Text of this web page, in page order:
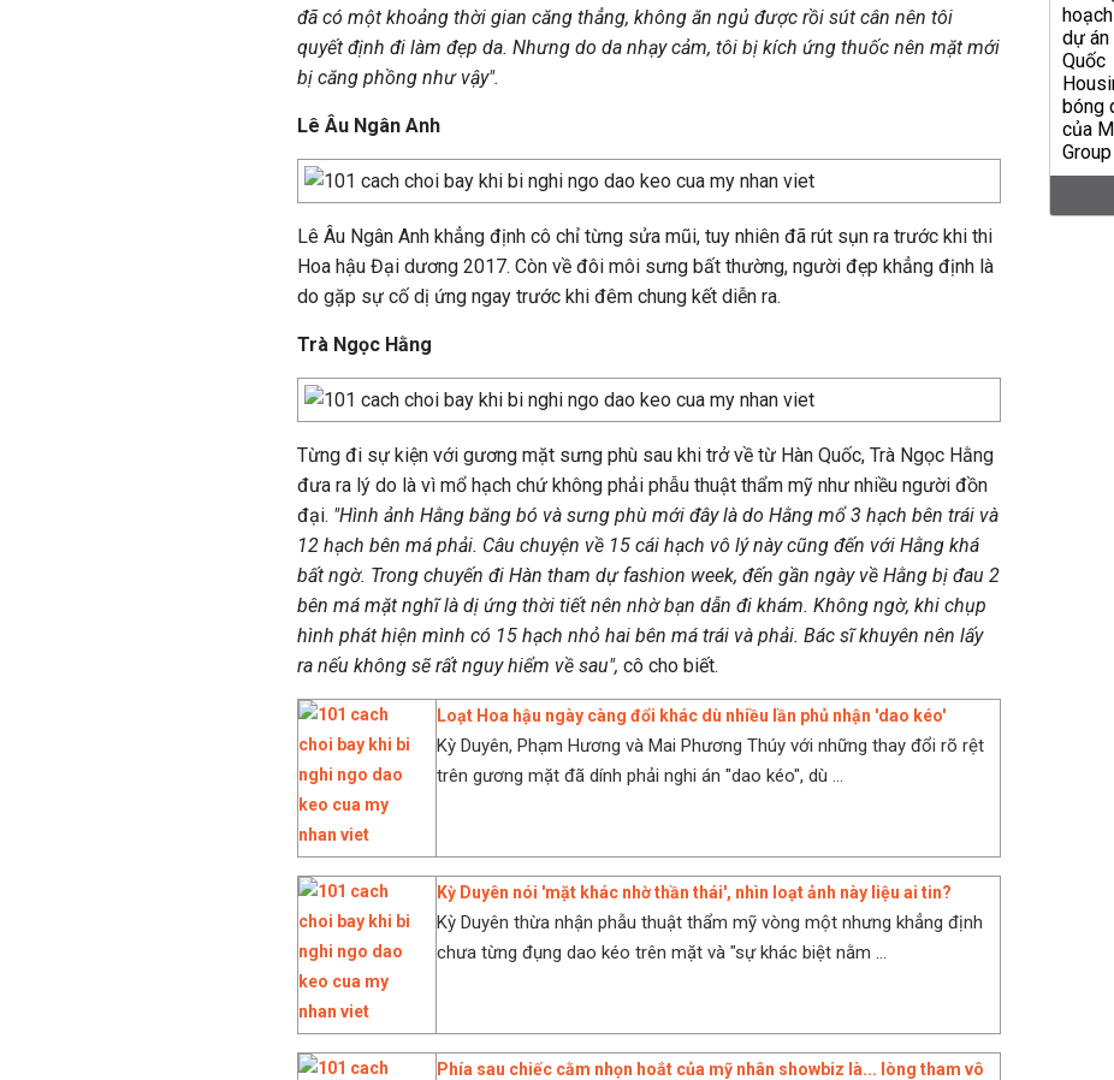
đã có một khoảng thời gian căng thẳng, không ăn ngủ được rồi sút cân nên tôi
quyết định đi làm đẹp da. Nhưng do da nhạy cảm, tôi bị kích ứng thuốc nên mặt mới
bị căng phồng như vậy".
Lê Âu Ngân Anh
Lê Âu Ngân Anh khẳng định cô chỉ từng sửa mũi, tuy nhiên đã rút sụn ra trước khi thi
Hoa hậu Đại dương 2017. Còn về đôi môi sưng bất thường, người đẹp khẳng định là
do gặp sự cố dị ứng ngay trước khi đêm chung kết diễn ra.
Trà Ngọc Hằng
Từng đi sự kiện với gương mặt sưng phù sau khi trở về từ Hàn Quốc, Trà Ngọc Hằng
đưa ra lý do là vì mổ hạch chứ không phải phẫu thuật thẩm mỹ như nhiều người đồn
đại. "Hình ảnh Hằng băng bó và sưng phù mới đây là do Hằng mổ 3 hạch bên trái và
12 hạch bên má phải. Câu chuyện về 15 cái hạch vô lý này cũng đến với Hằng khá
bất ngờ. Trong chuyến đi Hàn tham dự fashion week, đến gần ngày về Hằng bị đau 2
bên má mặt nghĩ là dị ứng thời tiết nên nhờ bạn dẫn đi khám. Không ngờ, khi chụp
hình phát hiện mình có 15 hạch nhỏ hai bên má trái và phải. Bác sĩ khuyên nên lấy
ra nếu không sẽ rất nguy hiểm về sau", cô cho biết.
Loạt Hoa hậu ngày càng đổi khác dù nhiều lần phủ nhận 'dao kéo'
Kỳ Duyên, Phạm Hương và Mai Phương Thúy với những thay đổi rõ rệt
trên gương mặt đã dính phải nghi án "dao kéo", dù ...
Kỳ Duyên nói 'mặt khác nhờ thần thái', nhìn loạt ảnh này liệu ai tin?
Kỳ Duyên thừa nhận phẫu thuật thẩm mỹ vòng một nhưng khẳng định
chưa từng đụng dao kéo trên mặt và "sự khác biệt nằm ...
Phía sau chiếc cằm nhọn hoắt của mỹ nhân showbiz là... lòng tham vô